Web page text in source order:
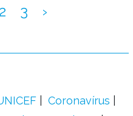
2 3 ›
Coronavírus